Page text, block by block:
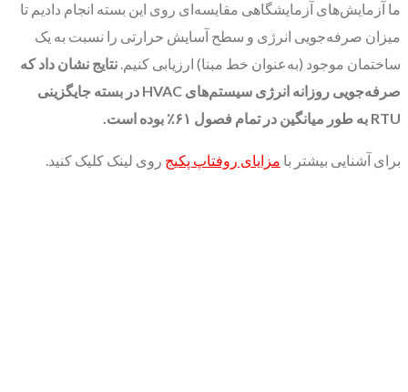
ما آزمایش‌های آزمایشگاهی مقایسه‌ای روی این بسته انجام دادیم تا
میزان صرفه‌جویی انرژی و سطح آسایش حرارتی را نسبت به یک
ساختمان موجود (به‌عنوان خط مبنا) ارزیابی کنیم. نتایج نشان داد که
صرفه‌جویی روزانه انرژی سیستم‌های HVAC در بسته جایگزینی
RTU به طور میانگین در تمام فصول ۶۱٪ بوده است.
برای آشنایی بیشتر با مزایای روفتاپ پکیج روی لینک کلیک کنید.